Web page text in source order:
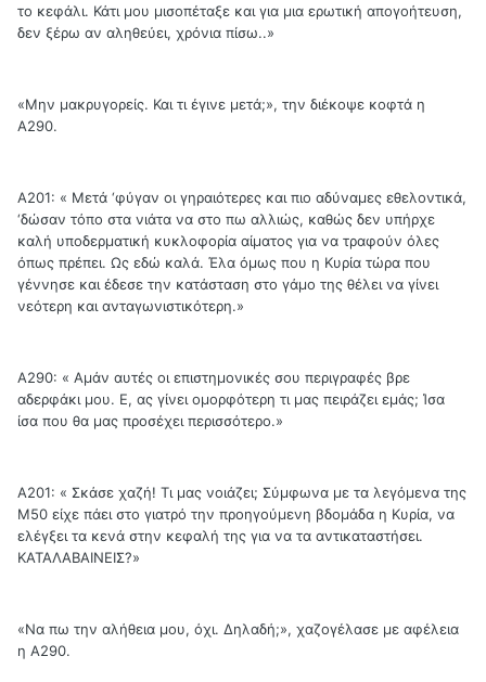
το κεφάλι. Κάτι μου μισοπέταξε και για μια ερωτική απογοήτευση,
δεν ξέρω αν αληθεύει, χρόνια πίσω..»
«Μην μακρυγορείς. Και τι έγινε μετά;», την διέκοψε κοφτά η
Α290.
Α201: « Μετά ‘φύγαν οι γηραιότερες και πιο αδύναμες εθελοντικά,
‘δώσαν τόπο στα νιάτα να στο πω αλλιώς, καθώς δεν υπήρχε
καλή υποδερματική κυκλοφορία αίματος για να τραφούν όλες
όπως πρέπει. Ως εδώ καλά. Έλα όμως που η Κυρία τώρα που
γέννησε και έδεσε την κατάσταση στο γάμο της θέλει να γίνει
νεότερη και ανταγωνιστικότερη.»
Α290: « Αμάν αυτές οι επιστημονικές σου περιγραφές βρε
αδερφάκι μου. Ε, ας γίνει ομορφότερη τι μας πειράζει εμάς; Ίσα
ίσα που θα μας προσέχει περισσότερο.»
Α201: « Σκάσε χαζή! Τι μας νοιάζει; Σύμφωνα με τα λεγόμενα της
Μ50 είχε πάει στο γιατρό την προηγούμενη βδομάδα η Κυρία, να
ελέγξει τα κενά στην κεφαλή της για να τα αντικαταστήσει.
ΚΑΤΑΛΑΒΑΙΝΕΙΣ?»
«Να πω την αλήθεια μου, όχι. Δηλαδή;», χαζογέλασε με αφέλεια
η Α290.